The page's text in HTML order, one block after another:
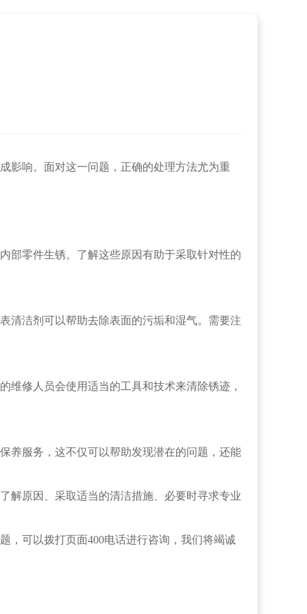
响。面对这一问题，正确的处理方法尤为重
零件生锈。了解这些原因有助于采取针对性的
洁剂可以帮助去除表面的污垢和湿气。需要注
修人员会使用适当的工具和技术来清除锈迹，
服务，这不仅可以帮助发现潜在的问题，还能
原因、采取适当的清洁措施、必要时寻求专业
，可以拨打页面400电话进行咨询，我们将竭诚